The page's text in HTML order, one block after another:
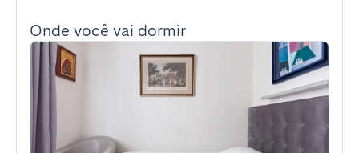
Onde você vai dormir